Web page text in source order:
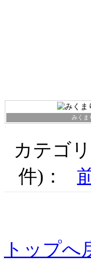
みくま
カテゴ
件)：
トップへ